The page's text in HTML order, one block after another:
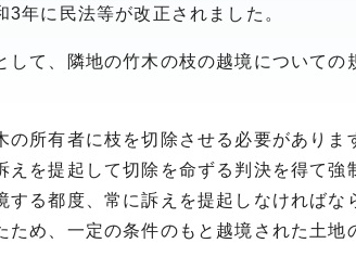
年に民法等が改正されました。
て、隣地の竹木の枝の越境についての
所有者に枝を切除させる必要がありま
を提起して切除を命ずる判決を得て強
る都度、常に訴えを提起しなければな
め、一定の条件のもと越境された土地